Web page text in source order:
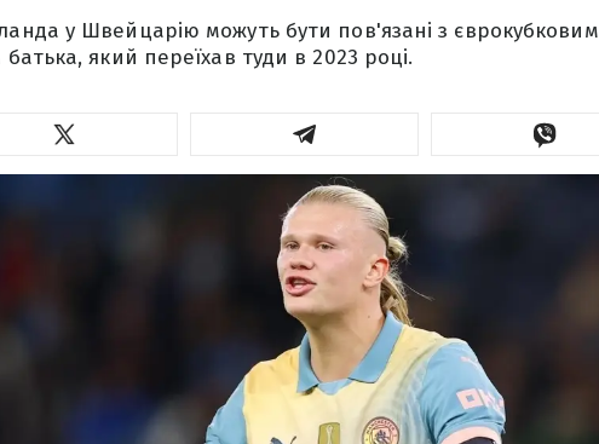
у Швейцарію можуть бути пов'язані з єврокубковим
який переїхав туди в 2023 році.